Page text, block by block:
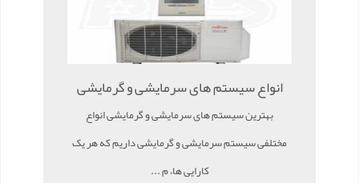
انواع سیستم های سرمایشی و گرمایشی
بهترین سیستم های سرمایشی و گرمایشی انواع
مختلفی سیستم سرمایشی و گرمایشی داریم که هر یک
کارایی ها، م ...